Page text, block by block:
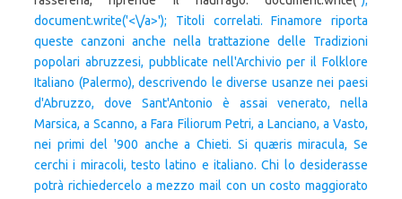
document.write('<\/a>'); Titoli correlati. Finamore riporta
queste canzoni anche nella trattazione delle Tradizioni
popolari abruzzesi, pubblicate nell'Archivio per il Folklore
Italiano (Palermo), descrivendo le diverse usanze nei paesi
d'Abruzzo, dove Sant'Antonio è assai venerato, nella
Marsica, a Scanno, a Fara Filiorum Petri, a Lanciano, a Vasto,
nei primi del '900 anche a Chieti. Si quæris miracula, Se
cerchi i miracoli, testo latino e italiano. Chi lo desiderasse
potrà richiedercelo a mezzo mail con un costo maggiorato